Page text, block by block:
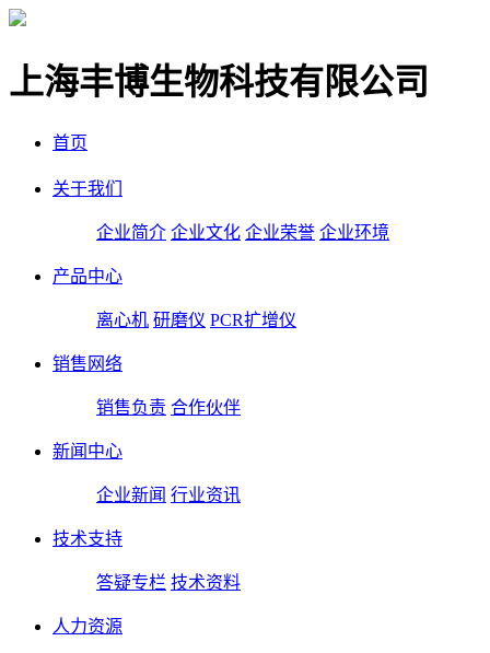
上海丰博生物科技有限公司
首页
关于我们
企业简介 企业文化 企业荣誉 企业环境
产品中心
离心机 研磨仪 PCR扩增仪
销售网络
销售负责 合作伙伴
新闻中心
企业新闻 行业资讯
技术支持
答疑专栏 技术资料
人力资源